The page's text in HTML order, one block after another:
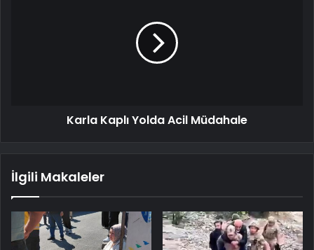
Karla Kaplı Yolda Acil Müdahale
İlgili Makaleler